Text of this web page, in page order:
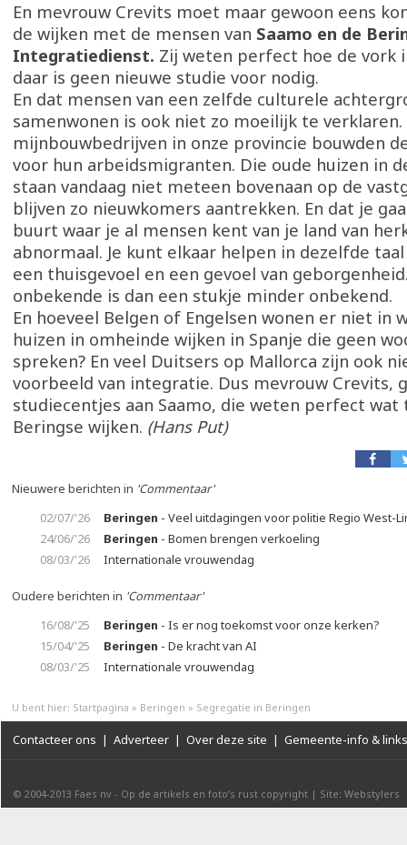
En mevrouw Crevits moet maar gewoon eens
de wijken met de mensen van Saamo en de
Integratiedienst. Zij weten perfect hoe de vork
daar is geen nieuwe studie voor nodig.
En dat mensen van een zelfde culturele
samenwonen is ook niet zo moeilijk te verklaren.
mijnbouwbedrijven in onze provincie bouwden
voor hun arbeidsmigranten. Die oude huizen in
staan vandaag niet meteen bovenaan op de
blijven zo nieuwkomers aantrekken. En dat je
buurt waar je al mensen kent van je land van
abnormaal. Je kunt elkaar helpen in dezelfde
een thuisgevoel en een gevoel van
onbekende is dan een stukje minder onbekend.
En hoeveel Belgen of Engelsen wonen er niet in
huizen in omheinde wijken in Spanje die geen
spreken? En veel Duitsers op Mallorca zijn ook
voorbeeld van integratie. Dus mevrouw Crevits,
studiecentjes aan Saamo, die weten perfect wat
Beringse wijken. (Hans Put)
Nieuwere berichten in 'Commentaar'
02/07/'26
Beringen - Veel uitdagingen voor politie Regio West-
24/06/'26
Beringen - Bomen brengen verkoeling
08/03/'26
Internationale vrouwendag
Oudere berichten in 'Commentaar'
16/08/'25
Beringen - Is er nog toekomst voor onze kerken?
15/04/'25
Beringen - De kracht van AI
08/03/'25
Internationale vrouwendag
U bent hier: Startpagina » Beringen » Segregatie in Beringen
Contacteer ons | Adverteer | Over deze site | Gemeente-info & links
© 2004-2013 Faes nv - Op de artikels en foto’s rust copyright | Site: Webstylers